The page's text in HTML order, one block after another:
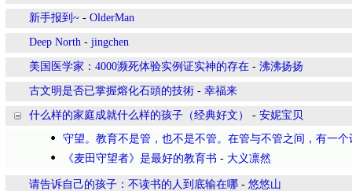
新手报到~ - OlderMan
Deep North - jingchen
美国医学家：4000濒死体验实例证实神的存在 - 沸沸扬扬
古文明是否已掌握熔化石頭的技術 - 幸福来
什么样的家庭成就什么样的孩子（经典好文） - 安妮宝贝
守望。教育不是管，也不是不管。在管与不管之间，有一个
《麦田守望者》是最好的教育书 - 大义凛然
请告诉自己的孩子：不读书的人到底输在哪 - 悠悠山